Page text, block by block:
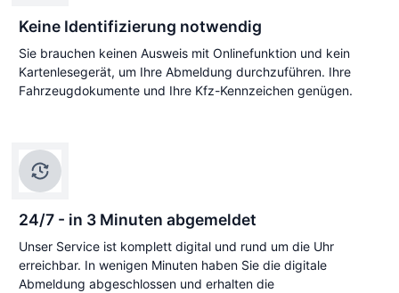
Keine Identifizierung notwendig
Sie brauchen keinen Ausweis mit Onlinefunktion und kein
Kartenlesegerät, um Ihre Abmeldung durchzuführen. Ihre
Fahrzeugdokumente und Ihre Kfz-Kennzeichen genügen.
24/7 - in 3 Minuten abgemeldet
Unser Service ist komplett digital und rund um die Uhr
erreichbar. In wenigen Minuten haben Sie die digitale
Abmeldung abgeschlossen und erhalten die